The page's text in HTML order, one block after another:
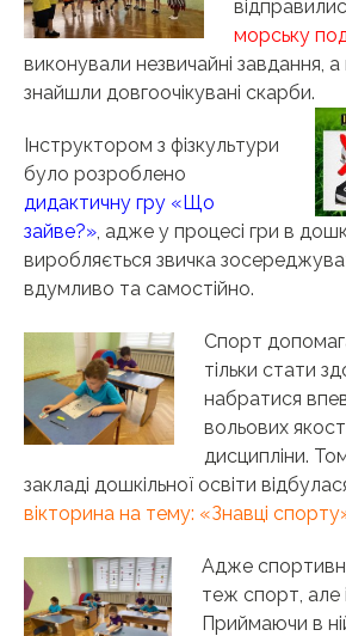
морську
виконували незвичайні завдання, а
знайшли довгоочікувані скарби.
Інструктором з фізкультури
було розроблено
дидактичну гру «Що
зайве?» , адже у процесі гри в
виробляється звичка
вдумливо та самостійно.
Спорт
тільки стати
набратися
вольових
дисципліни.
закладі дошкільної освіти
вікторина на тему: «Знавці
Адже
теж спорт, але
Приймаючи в